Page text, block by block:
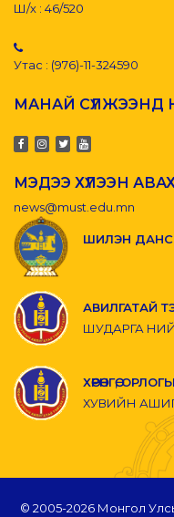
Ш/х : 46/520
Утас : (976)-11-324590
МАНАЙ СҮЛЖЭЭНД
МЭДЭЭ ХҮЛЭЭН
news@must.edu.mn
ШИЛЭН
АВИЛГАТАЙ
ШУДАРГА
ХӨРӨНГӨ,
ХУВИЙН
© 2005-2026 Монгол